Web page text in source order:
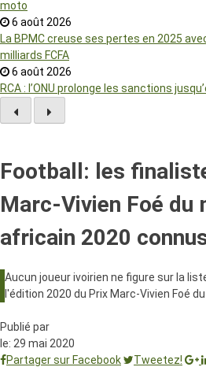
moto
6 août 2026
La BPMC creuse ses pertes en 2025
milliards FCFA
6 août 2026
RCA : l’ONU prolonge les sanctions
Football: les
Marc-Vivien Foé du
africain 2020
Aucun joueur ivoirien ne figure sur la
l'édition 2020 du Prix Marc-Vivien Foé du
Publié par
le: 29 mai 2020
Partager sur Facebook
Tweetez!